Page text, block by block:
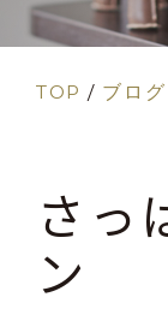
TOP / ブログ
さっ
ン